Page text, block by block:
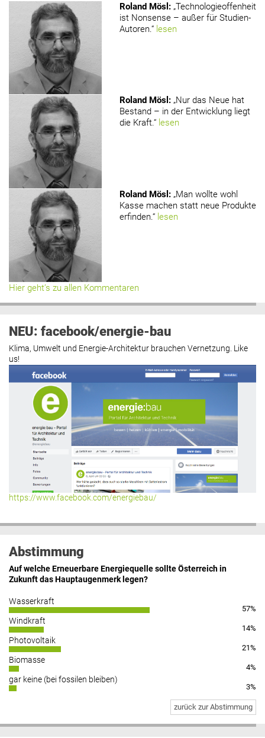
Roland Mösl : „Technologieoffenheit
ist Nonsense – außer für Studien-
Autoren.“ lesen
Roland Mösl : „Nur das Neue hat
Bestand – in der Entwicklung liegt
die Kraft.“ lesen
Roland Mösl : „Man wollte wohl
Kasse machen statt neue Produkte
erfinden.“ lesen
Hier geht’s zu allen Kommentaren
NEU: facebook/energie-bau
Klima, Umwelt und Energie-Architektur brauchen Vernetzung. Like
us!
https://www.facebook.com/energiebau/
Abstimmung
Auf welche Erneuerbare Energiequelle sollte Österreich in
Zukunft das Hauptaugenmerk legen?
Wasserkraft
57%
Windkraft
14%
Photovoltaik
21%
Biomasse
4%
gar keine (bei fossilen bleiben)
3%
zurück zur Abstimmung